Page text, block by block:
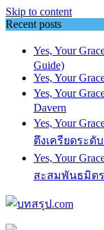
Skip to content
Recent posts
Yes, Your
Guide)
Yes, Your
Yes, Your
Davern
Yes, Your
ตึงเครียดระดั
Yes, Your
สะสมพันธมิตร